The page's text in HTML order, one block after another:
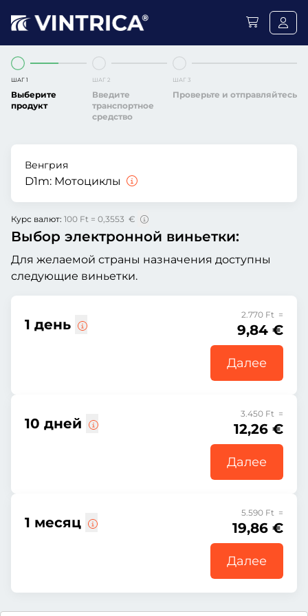
ШАГ 1
Выберите
продукт
ШАГ 2
Введите
транспортное
средство
ШАГ 3
Проверьте и отправляйтесь
Венгрия
D1m: Мотоциклы
Курс валют: 100 Ft = 0,3553 €
Выбор электронной виньетки:
Для желаемой страны назначения доступны
следующие виньетки.
1 день
2.770 Ft =
9,84 €
Далее
10 дней
3.450 Ft =
12,26 €
Далее
1 месяц
5.590 Ft =
19,86 €
Далее